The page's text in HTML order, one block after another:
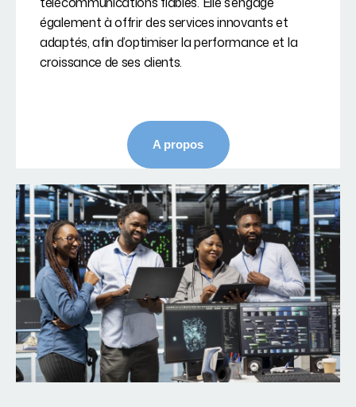
également à offrir des services innovants et
adaptés, afin d’optimiser la performance et la
croissance de ses clients.